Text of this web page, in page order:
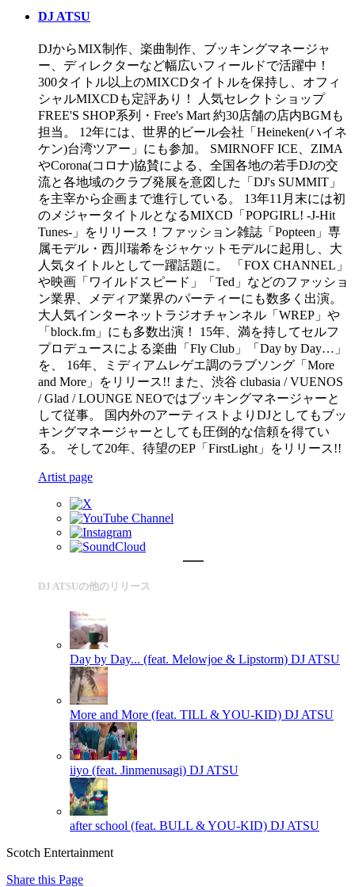
DJ ATSU
DJからMIX制作、楽曲制作、ブッキングマネージャ
ー、ディレクターなど幅広いフィールドで活躍中！
300タイトル以上のMIXCDタイトルを保持し、オフィ
シャルMIXCDも定評あり！ 人気セレクトショップ
FREE'S SHOP系列・Free's Mart 約30店舗の店内BGMも
担当。 12年には、世界的ビール会社「Heineken(ハイネ
ケン)台湾ツアー」にも参加。 SMIRNOFF ICE、ZIMA
やCorona(コロナ)協賛による、全国各地の若手DJの交
流と各地域のクラブ発展を意図した「DJ's SUMMIT」
を主宰から企画まで進行している。 13年11月末には初
のメジャータイトルとなるMIXCD「POPGIRL! -J-Hit
Tunes-」をリリース！ファッション雑誌「Popteen」専
属モデル・西川瑞希をジャケットモデルに起用し、大
人気タイトルとして一躍話題に。 「FOX CHANNEL」
や映画「ワイルドスピード」「Ted」などのファッショ
ン業界、メディア業界のパーティーにも数多く出演。
大人気インターネットラジオチャンネル「WREP」や
「block.fm」にも多数出演！ 15年、満を持してセルフ
プロデュースによる楽曲「Fly Club」「Day by Day…」
を、 16年、ミディアムレゲエ調のラブソング「More
and More」をリリース!! また、渋谷 clubasia / VUENOS
/ Glad / LOUNGE NEOではブッキングマネージャーと
して従事。 国内外のアーティストよりDJとしてもブッ
キングマネージャーとしても圧倒的な信頼を得てい
る。 そして20年、待望のEP「FirstLight」をリリース!!
Artist page
DJ ATSUの他のリリース
Day by Day... (feat. Melowjoe & Lipstorm) DJ ATSU
More and More (feat. TILL & YOU-KID) DJ ATSU
iiyo (feat. Jinmenusagi) DJ ATSU
after school (feat. BULL & YOU-KID) DJ ATSU
Scotch Entertainment
Share this Page